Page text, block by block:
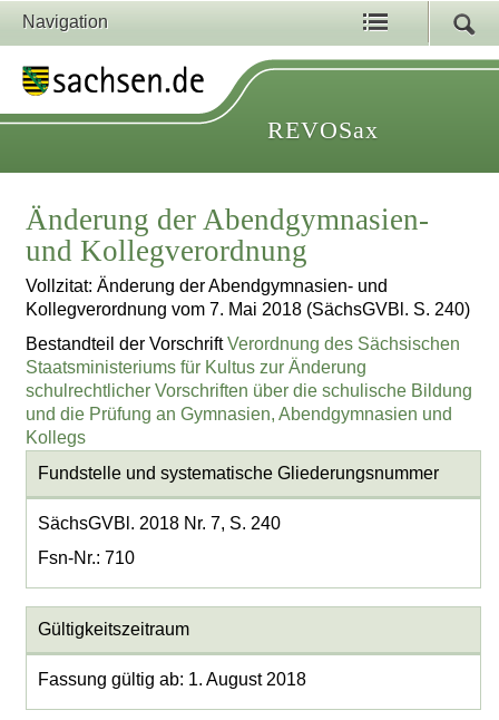
Navigation
REVOSax
Änderung der Abendgymnasien-
und Kollegverordnung
Vollzitat: Änderung der Abendgymnasien- und
Kollegverordnung vom 7. Mai 2018 (SächsGVBl. S. 240)
Bestandteil der VorschriftVerordnung des Sächsischen
Staatsministeriums für Kultus zur Änderung
schulrechtlicher Vorschriften über die schulische Bildung
und die Prüfung an Gymnasien, Abendgymnasien und
Kollegs
Fundstelle und systematische Gliederungsnummer
SächsGVBl. 2018 Nr. 7, S. 240
Fsn-Nr.: 710
Gültigkeitszeitraum
Fassung gültig ab: 1. August 2018